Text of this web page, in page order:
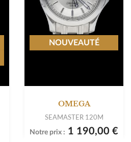
OMEGA
SEAMASTER 120M
Notre prix : 1 190,00 €
NOUVEAUTÉ